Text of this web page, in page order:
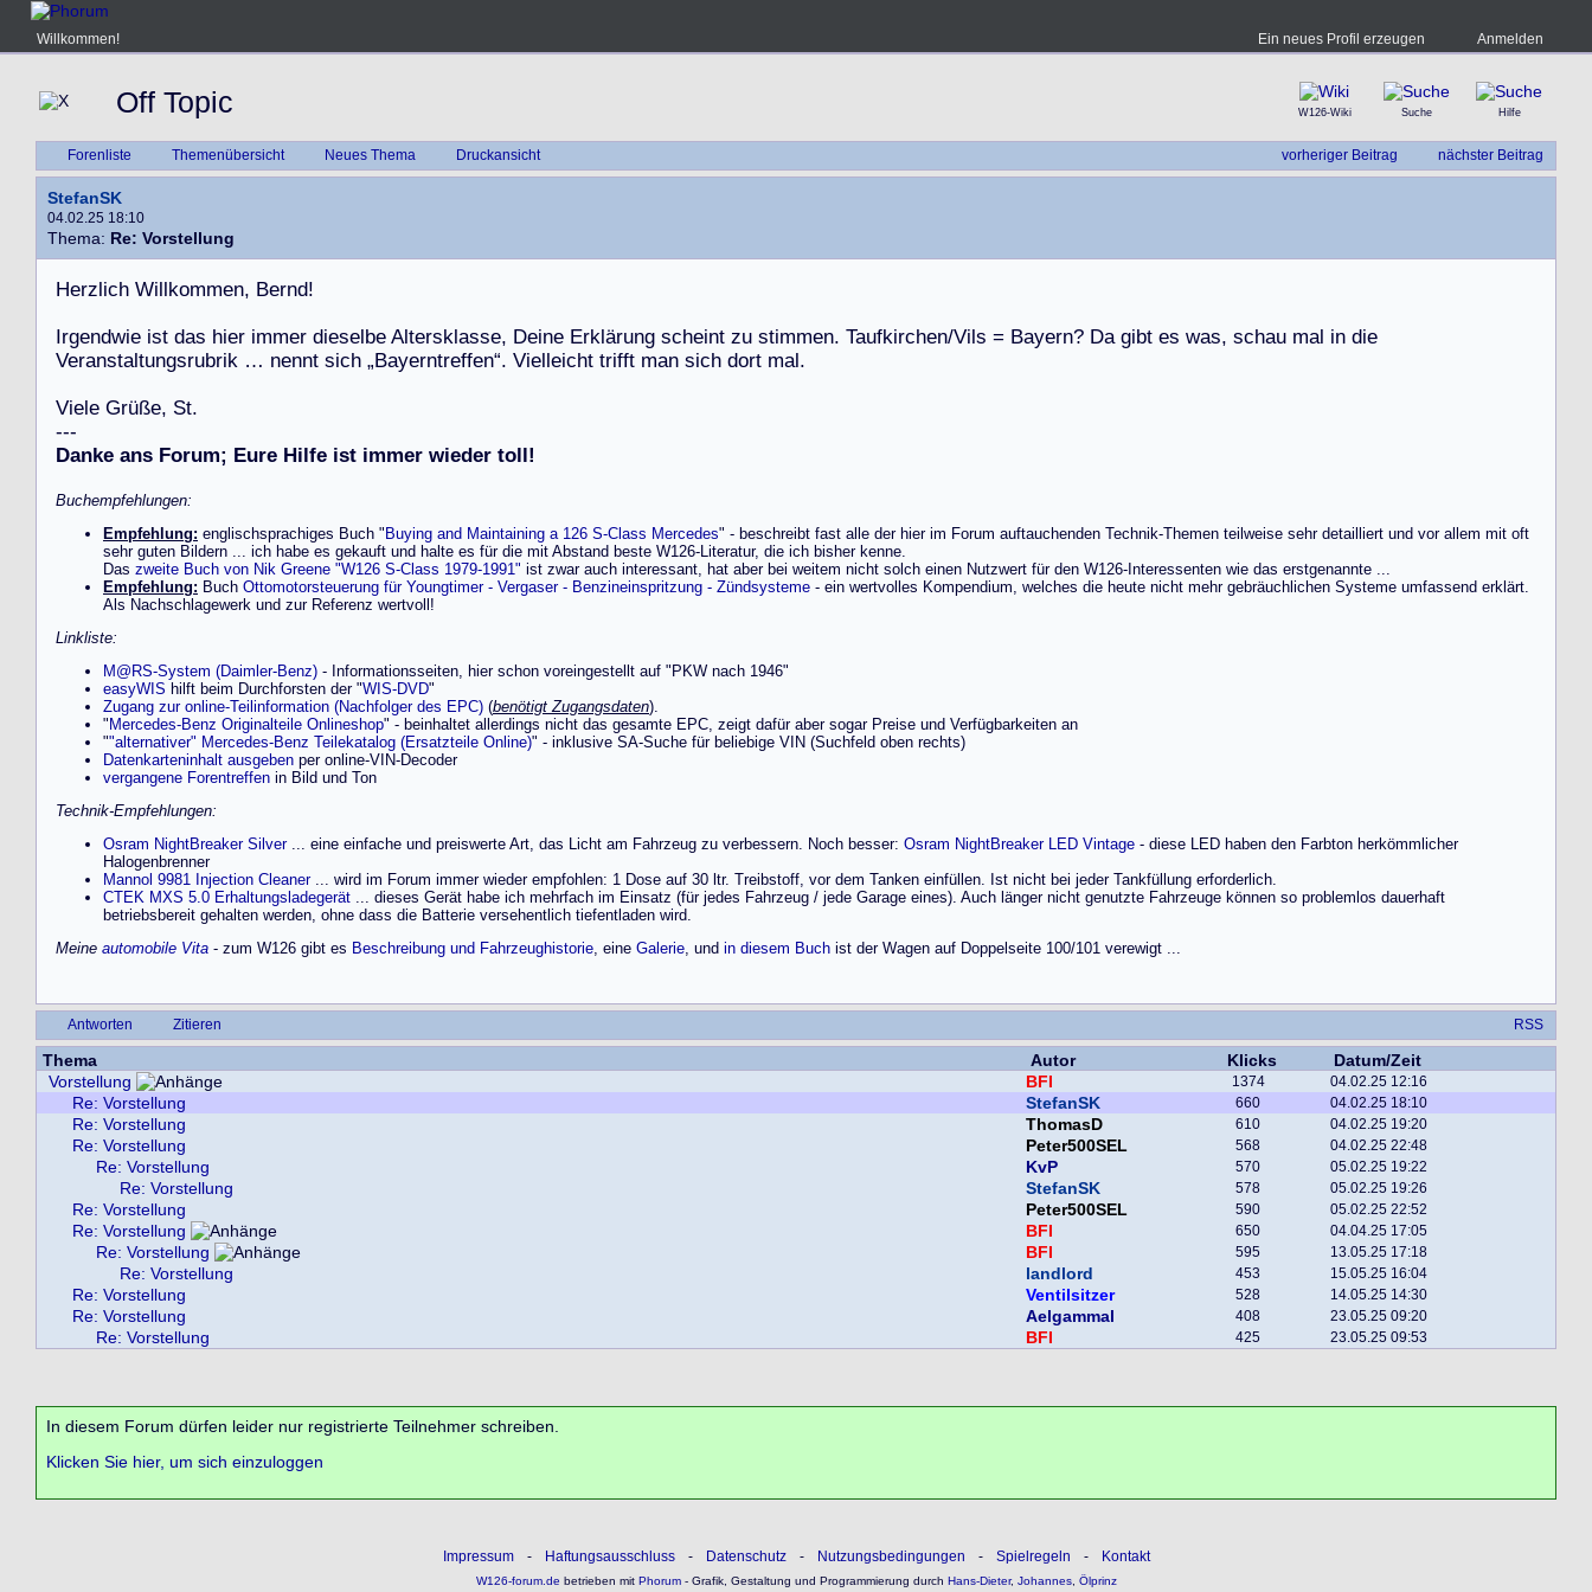
Willkommen! Ein neues Profil erzeugen Anmelden
Off Topic W126-Wiki Suche Hilfe
vorheriger Beitrag nächster Beitrag
Forenliste Themenübersicht Neues Thema Druckansicht
StefanSK
04.02.25 18:10
Thema: Re: Vorstellung
Herzlich Willkommen, Bernd!
Irgendwie ist das hier immer dieselbe Altersklasse, Deine Erklärung scheint zu stimmen. Taufkirchen/Vils = Bayern? Da gibt es was, schau mal in die
Veranstaltungsrubrik … nennt sich „Bayerntreffen“. Vielleicht trifft man sich dort mal.
Viele Grüße, St.
---
Danke ans Forum; Eure Hilfe ist immer wieder toll!
Buchempfehlungen:
Empfehlung: englischsprachiges Buch " Buying and Maintaining a 126 S-Class Mercedes" - beschreibt fast alle der hier im Forum auftauchenden Technik-Themen teilweise sehr detailliert und vor allem mit oft
sehr guten Bildern ... ich habe es gekauft und halte es für die mit Abstand beste W126-Literatur, die ich bisher kenne.
Das zweite Buch von Nik Greene "W126 S-Class 1979-1991" ist zwar auch interessant, hat aber bei weitem nicht solch einen Nutzwert für den W126-Interessenten wie das erstgenannte ...
Empfehlung: Buch Ottomotorsteuerung für Youngtimer - Vergaser - Benzineinspritzung - Zündsysteme - ein wertvolles Kompendium, welches die heute nicht mehr gebräuchlichen Systeme umfassend erklärt.
Als Nachschlagewerk und zur Referenz wertvoll!
Linkliste:
M@RS-System (Daimler-Benz) - Informationsseiten, hier schon voreingestellt auf "PKW nach 1946"
easyWIS hilft beim Durchforsten der "WIS-DVD"
Zugang zur online-Teilinformation (Nachfolger des EPC) (benötigt Zugangsdaten).
" Mercedes-Benz Originalteile Onlineshop" - beinhaltet allerdings nicht das gesamte EPC, zeigt dafür aber sogar Preise und Verfügbarkeiten an
""alternativer" Mercedes-Benz Teilekatalog (Ersatzteile Online)" - inklusive SA-Suche für beliebige VIN (Suchfeld oben rechts)
Datenkarteninhalt ausgeben per online-VIN-Decoder
vergangene Forentreffen in Bild und Ton
Technik-Empfehlungen:
Osram NightBreaker Silver... eine einfache und preiswerte Art, das Licht am Fahrzeug zu verbessern. Noch besser: Osram NightBreaker LED Vintage - diese LED haben den Farbton herkömmlicher
Halogenbrenner
Mannol 9981 Injection Cleaner... wird im Forum immer wieder empfohlen: 1 Dose auf 30 ltr. Treibstoff, vor dem Tanken einfüllen. Ist nicht bei jeder Tankfüllung erforderlich.
CTEK MXS 5.0 Erhaltungsladegerät ... dieses Gerät habe ich mehrfach im Einsatz (für jedes Fahrzeug / jede Garage eines). Auch länger nicht genutzte Fahrzeuge können so problemlos dauerhaft
betriebsbereit gehalten werden, ohne dass die Batterie versehentlich tiefentladen wird.
Meine automobile Vita - zum W126 gibt es Beschreibung und Fahrzeughistorie, eine Galerie, und in diesem Buch ist der Wagen auf Doppelseite 100/101 verewigt ...
Antworten Zitieren RSS
Thema Autor Klicks
Datum/Zeit
Vorstellung
BFI 1374 04.02.25 12:16
Re: Vorstellung StefanSK 660 04.02.25 18:10
Re: Vorstellung ThomasD 610 04.02.25 19:20
Re: Vorstellung Peter500SEL 568 04.02.25 22:48
Re: Vorstellung KvP 570 05.02.25 19:22
Re: Vorstellung StefanSK 578 05.02.25 19:26
Re: Vorstellung Peter500SEL 590 05.02.25 22:52
Re: Vorstellung BFI 650 04.04.25 17:05
Re: Vorstellung BFI 595 13.05.25 17:18
Re: Vorstellung landlord 453 15.05.25 16:04
Re: Vorstellung Ventilsitzer 528 14.05.25 14:30
Re: Vorstellung Aelgammal 408 23.05.25 09:20
Re: Vorstellung BFI 425 23.05.25 09:53
In diesem Forum dürfen leider nur registrierte Teilnehmer schreiben.
Klicken Sie hier, um sich einzuloggen
Impressum - Haftungsausschluss - Datenschutz - Nutzungsbedingungen - Spielregeln - Kontakt
W126-forum.de betrieben mitPhorum- Grafik, Gestaltung und Programmierung durch Hans-Dieter, Johannes, Ölprinz